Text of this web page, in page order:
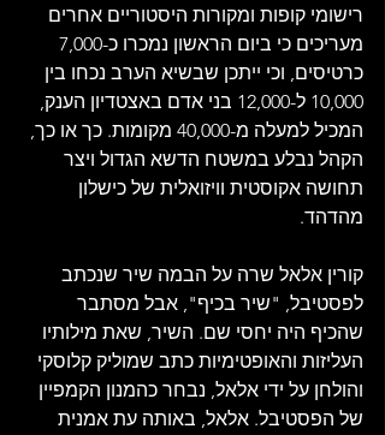
רישומי קופות ומקורות היסטוריים אחרים
כרטיסים, וכי ייתכן שבשיא הערב נכחו בין
10,000 ל-12,000 בני אדם באצטדיון הענק,
המכיל למעלה מ-40,000 מקומות. כך או כך,
הקהל נבלע במשטח הדשא הגדול ויצר
תחושה אקוסטית וויזואלית של כישלון
מהדהד.
קורין אלאל שרה על הבמה שיר שנכתב
לפסטיבל, "שיר בכיף", אבל מסתבר
שהכיף היה יחסי שם. השיר, שאת מילותיו
העליזות והאופטימיות כתב שמוליק קלוסקי
והולחן על ידי אלאל, נבחר כהמנון הקמפיין
של הפסטיבל. אלאל, באותה עת אמנית